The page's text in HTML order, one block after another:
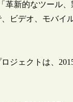
新的なツール
ビデオ、モバイ
ジェクトは、